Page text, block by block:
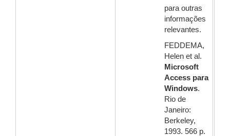
para outras
informações
relevantes.
FEDDEMA,
Helen et al.
Microsoft
Access para
Windows.
Rio de
Janeiro:
Berkeley,
1993. 566 p.